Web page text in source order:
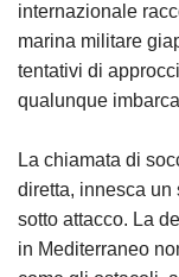
internazionale
marina militare
tentativi di
qualunque
La chiamata di
diretta, innesca un
sotto attacco. La
in Mediterraneo